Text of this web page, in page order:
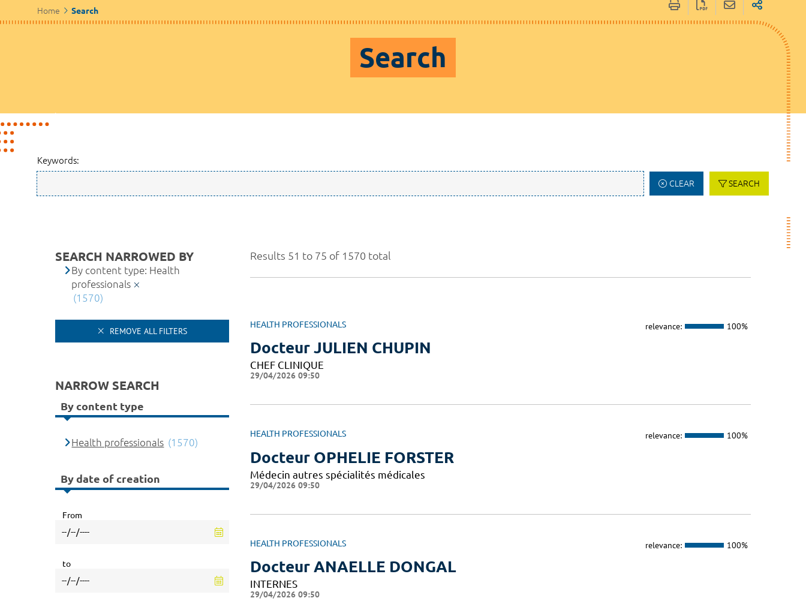
Home Search
Search
Keywords:
CLEAR SEARCH
Results 51 to 75 of 1570 total
HEALTH PROFESSIONALS relevance: 100%
Docteur JULIEN CHUPIN
CHEF CLINIQUE
29/04/2026 09:50
HEALTH PROFESSIONALS relevance: 100%
Docteur OPHELIE FORSTER
Médecin autres spécialités médicales
29/04/2026 09:50
HEALTH PROFESSIONALS relevance: 100%
Docteur ANAELLE DONGAL
INTERNES
29/04/2026 09:50
SEARCH NARROWED BY
By content type: Health
professionals
(1570)
REMOVE ALL FILTERS
NARROW SEARCH
By content type
Health professionals (1570)
By date of creation
From
to